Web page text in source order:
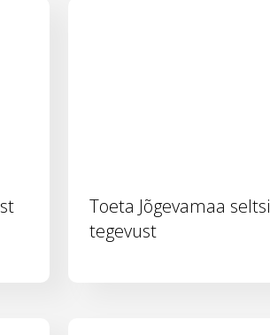
Toeta Jõgevamaa seltsi
tegevust